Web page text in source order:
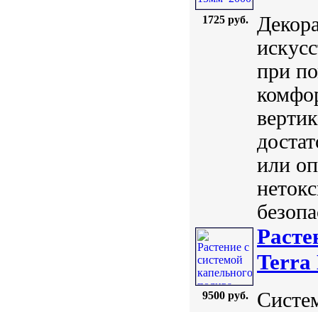
1725 руб.
при
или
9500 руб.
Terra